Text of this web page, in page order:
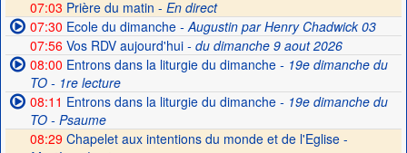
07:03 Prière du matin - En direct
07:30 Ecole du dimanche- Augustin par Henry Chadwick 03
07:56Vos RDV aujourd'hui- du dimanche 9 aout 2026
08:00 Entrons dans la liturgie du dimanche- 19e dimanche du
TO - 1re lecture
08:11 Entrons dans la liturgie du dimanche- 19e dimanche du
TO - Psaume
08:29 Chapelet aux intentions du monde et de l'Eglise -